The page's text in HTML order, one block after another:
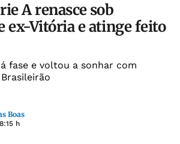
A renasce sob
ex-Vitória e atinge feito
fase e voltou a sonhar com
Boas
h